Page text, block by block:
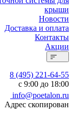
крыши
Новости
Доставка и оплата
Контакты
Акции
8 (495) 221-64-55
с 9:00 до 18:00
info@poetalon.ru
Адрес скопирован